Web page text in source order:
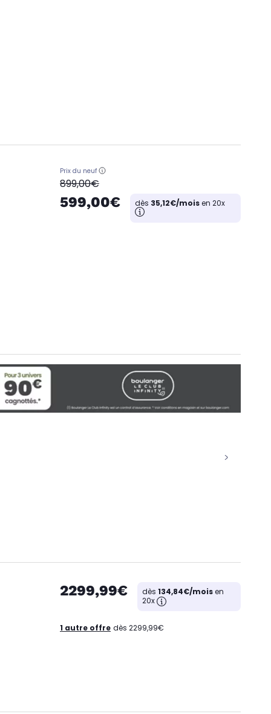
Prix du neuf
oldPrice
899,00€
599,00€ dès 35,12€/moisen 20x
2299,99€ dès 134,84€/moisen
20x
1 autre offre dès 2299,99€